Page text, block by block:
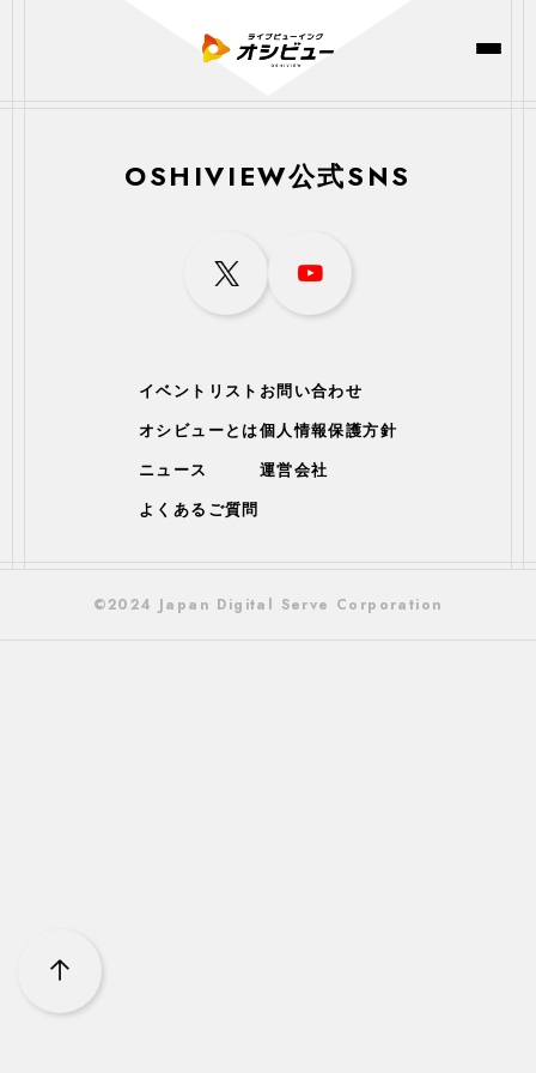
OSHIVIEW公式SNS
イベントリスト
オシビューとは
ニュース
よくあるご質問
お問い合わせ
個人情報保護方針
運営会社
©2024 Japan Digital Serve Corporation